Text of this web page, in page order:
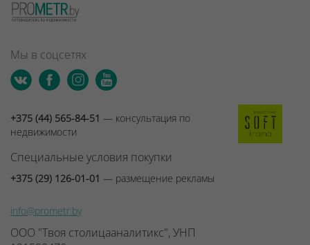
Мы в соцсетях
+375 (44) 565-84-51 — консультация по
недвижимости
Специальные условия покупки
+375 (29) 126-01-01 — размещение рекламы
info@prometr.by
ООО "Твоя столицааналитикс", УНП